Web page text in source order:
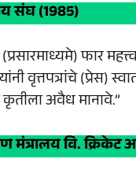
संघ (1985)
फार
वृत्तपत्रांचे (प्रेस)
अवैध मानावे.”
मंत्रालय वि.